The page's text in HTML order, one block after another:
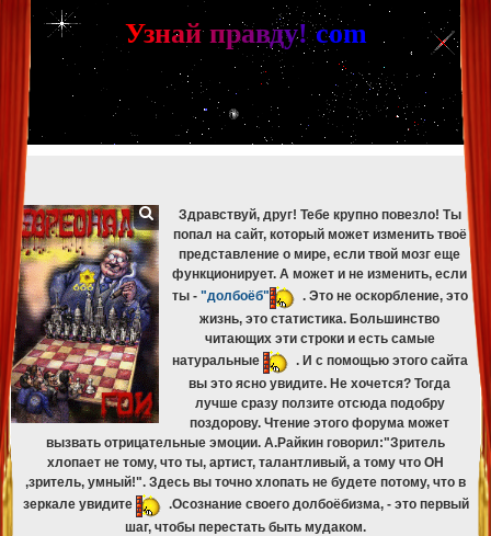
[phpBB Debug] PHP Warning : in file [ROOT]/phpbb/db/driver/mysqli.php
mysqli_fetch_assoc(): Couldn't fetch mysqli_result
[phpBB Debug] PHP Warning: in file[ROOT]/phpbb/db/driver/mysqli.php 329
mysqli_free_result(): Couldn't fetch mysqli_result
[phpBB Debug] PHP Warning
[ROOT]/phpbb/db/driver/mysqli.php on line 265
mysqli_fetch_assoc(): Couldn't fetch mysqli_result
[phpBB Debug] PHP Warning
: in file [ROOT]/phpbb/db/driver/mysqli.php on line329
mysqli_free_result(): Couldn't fetch mysqli_result
[phpBB Debug] PHP Warning: in file [ROOT]/phpbb/db/driver/mysqli.php on line 265
mysqli_fetch_assoc(): Couldn't fetch mysqli_result
[phpBB Debug] PHP Warning
[ROOT]/phpbb/db/driver/mysqli.php on line329:
mysqli_free_result(): Couldn't fetch mysqli_result
Узнай правду! com
Здравствуй, друг! Тебе крупно повезло! Ты
попал на сайт, который может изменить твоё
представление о мире, если твой мозг еще
функционирует. А может и не изменить, если
ты - "долбоёб"
. Это не оскорбление, это
жизнь, это статистика. Большинство
читающих эти строки и есть самые
натуральные
. И с помощью этого сайта
вы это ясно увидите. Не хочется? Тогда
лучше сразу ползите отсюда подобру
поздорову. Чтение этого форума может
вызвать отрицательные эмоции. А.Райкин говорил:"Зритель
хлопает не тому, что ты, артист, талантливый, а тому что ОН
,зритель, умный!". Здесь вы точно хлопать не будете потому, что в
зеркале увидите
.Осознание своего долбоёбизма, - это первый
шаг, чтобы перестать быть мудаком.